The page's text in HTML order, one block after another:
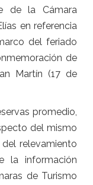
de la Cámara
en referencia
del feriado
de
Martín (17 de
promedio,
del mismo
relevamiento
la información
de Turismo